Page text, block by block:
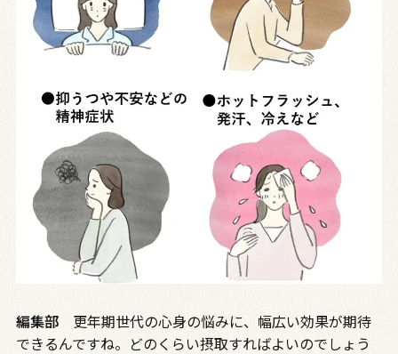
編集部更年期世代の心身の悩みに、幅広い効果が期待
できるんですね。どのくらい摂取すればよいのでしょう